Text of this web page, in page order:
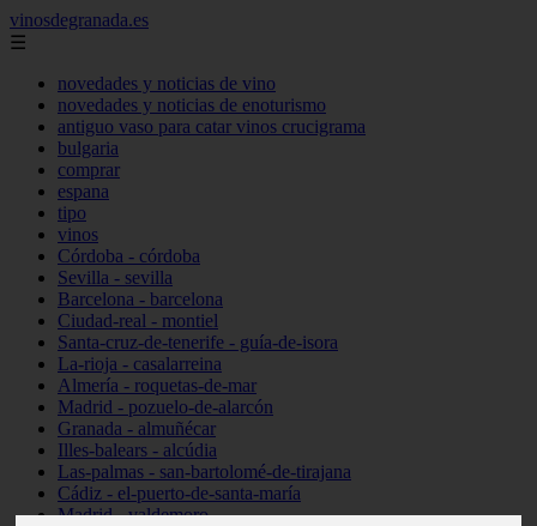
vinosdegranada.es
☰
novedades y noticias de vino
novedades y noticias de enoturismo
antiguo vaso para catar vinos crucigrama
bulgaria
comprar
espana
tipo
vinos
Córdoba - córdoba
Sevilla - sevilla
Barcelona - barcelona
Ciudad-real - montiel
Santa-cruz-de-tenerife - guía-de-isora
La-rioja - casalarreina
Almería - roquetas-de-mar
Madrid - pozuelo-de-alarcón
Granada - almuñécar
Illes-balears - alcúdia
Las-palmas - san-bartolomé-de-tirajana
Cádiz - el-puerto-de-santa-maría
Madrid - valdemoro